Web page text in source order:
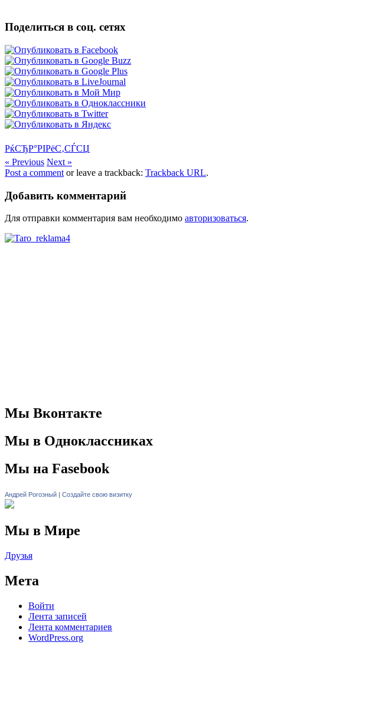
Поделиться в соц. сетях
РќСЂР°РІРёС‚СЃСЏ
« Previous Next »
Post a comment or leave a trackback: Trackback URL.
Добавить комментарий
Для отправки комментария вам необходимо авторизоваться.
Мы Вконтакте
Мы в Одноклассниках
Мы на Fasebook
Андрей Рогозный | Создайте свою визитку
Мы в Мире
Друзья
Мета
Войти
Лента записей
Лента комментариев
WordPress.org